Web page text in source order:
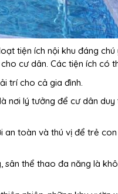
tiện ích nội khu đáng chú
cư dân. Các tiện ích có
trí cho cả gia đình.
nơi lý tưởng để cư dân
an toàn và thú vị để trẻ
sân thể thao đa năng là